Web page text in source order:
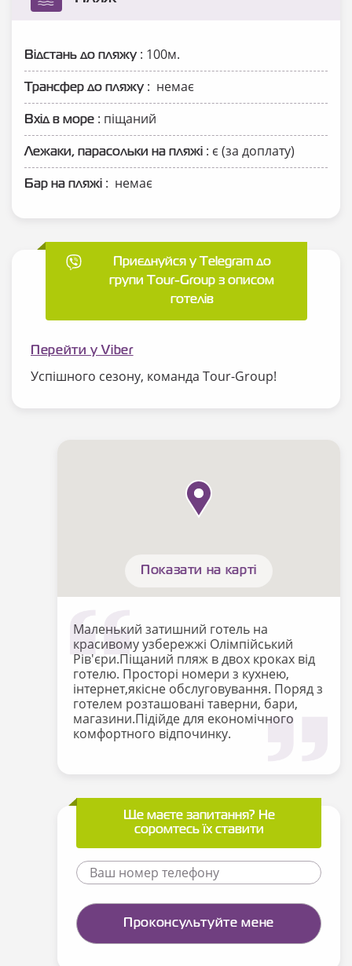
Відстань до пляжу : 100м.
Трансфер до пляжу : немає
Вхід в море : піщаний
Лежаки, парасольки на пляжі : є (за доплату)
Бар на пляжі : немає
Приєднуйся у Telegram до
групи Tour-Group з описом
готелів
Перейти у Viber
Успішного сезону, команда Tour-Group!
Показати на карті
Маленький затишний готель на
красивомуузбережжі Олімпійський
Рів'єри.Піщаний пляж в двох кроках від
готелю. Просторі номери з кухнею,
інтернет,якісне обслуговування. Поряд з
готелем розташовані таверни, бари,
магазини.Підійде для економічного
комфортного відпочинку.
Ще маєте запитання? Не
соромтесь їх ставити